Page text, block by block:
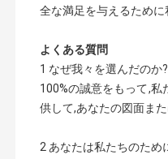
全な満足を与えるため
よくある質問
1 なぜ我々を選んだのか?
100%の誠意をもって,
供して,あなたの図面ま
2 あなたは私たちのため